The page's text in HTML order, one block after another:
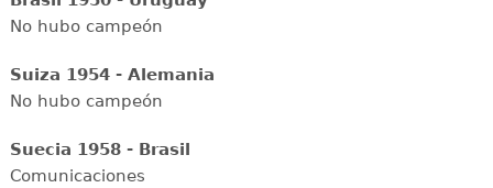
No hubo campeón
Suiza 1954 - Alemania
No hubo campeón
Suecia 1958 - Brasil
Comunicaciones